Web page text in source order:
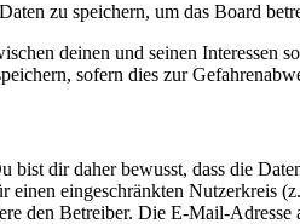
zu speichern, um das Board
deinen und seinen
sofern dies zur
bist dir daher bewusst, dass die
eingeschränkten Nutzerkreis
den Betreiber. Die E-Mail-